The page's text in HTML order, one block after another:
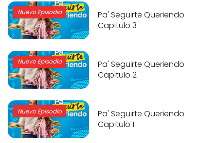
Nuevo Episodio
Pa' Seguirte Queriendo
Capitulo 3
Nuevo Episodio
Pa' Seguirte Queriendo
Capitulo 2
Nuevo Episodio
Pa' Seguirte Queriendo
Capitulo 1